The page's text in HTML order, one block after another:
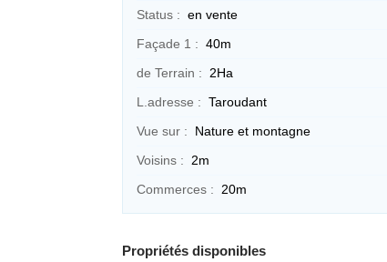
Status : en vente
Façade 1 : 40m
de Terrain :
2Ha
L.adresse : Taroudant
Vue sur :
Nature et montagne
Voisins :
2m
Commerces :
20m
Propriétés disponibles